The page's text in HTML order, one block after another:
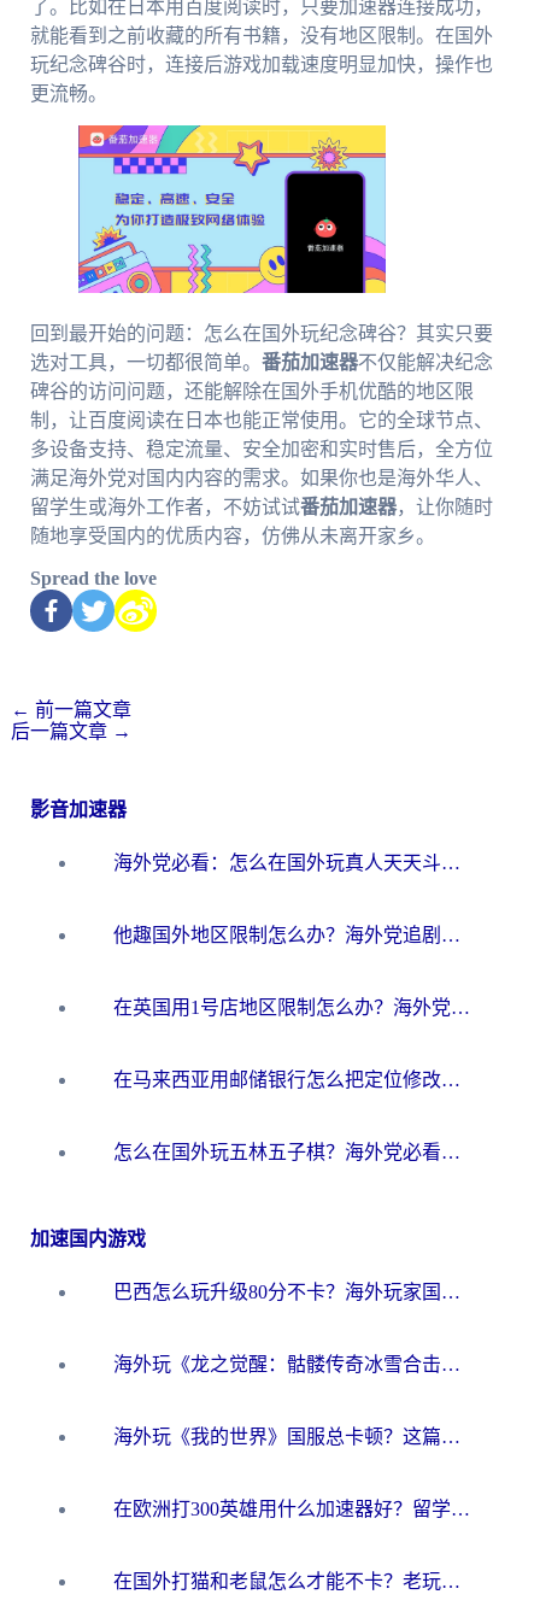
了。比如在日本用百度阅读时，只要加速器连接成功，
就能看到之前收藏的所有书籍，没有地区限制。在国外
玩纪念碑谷时，连接后游戏加载速度明显加快，操作也
更流畅。
回到最开始的问题：怎么在国外玩纪念碑谷？其实只要
选对工具，一切都很简单。 番茄加速器不仅能解决纪念
碑谷的访问问题，还能解除在国外手机优酷的地区限
制，让百度阅读在日本也能正常使用。它的全球节点、
多设备支持、稳定流量、安全加密和实时售后，全方位
满足海外党对国内内容的需求。如果你也是海外华人、
留学生或海外工作者，不妨试试番茄加速器，让你随时
随地享受国内的优质内容，仿佛从未离开家乡。
Spread the love
← 前一篇文章
后一篇文章 →
影音加速器
海外党必看：怎么在国外玩真人天天斗地主？附证券开户、音乐定位修改全攻略
他趣国外地区限制怎么办？海外党追剧听歌看直播的一站式解决方案
在英国用1号店地区限制怎么办？海外党必看的回国加速全攻略
在马来西亚用邮储银行怎么把定位修改到中国国内？3个海外生活痛点一次解决
怎么在国外玩五林五子棋？海外党必看的回国加速全攻略（附优酷荔枝FM解决方法）
加速国内游戏
巴西怎么玩升级80分不卡？海外玩家国服游戏加速器终极指南（附避坑技巧）
海外玩《龙之觉醒：骷髅传奇冰雪合击》延迟高？这篇指南帮你解决卡顿烦恼！
海外玩《我的世界》国服总卡顿？这篇我的世界游戏加速器指南帮你解决所有问题
在欧洲打300英雄用什么加速器好？留学生亲测有效的解决方案来了
在国外打猫和老鼠怎么才能不卡？老玩家亲测的终极加速指南